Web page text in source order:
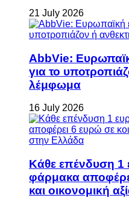
21 July 2026
AbbVie:
για το
λέμφωμα
16 July 2026
Κάθε επένδυση 1
φάρμακα
και οικονομική